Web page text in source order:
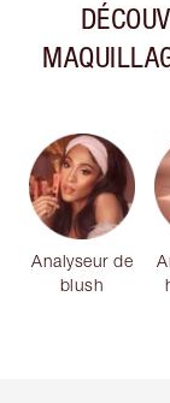
Analyseur de
blush